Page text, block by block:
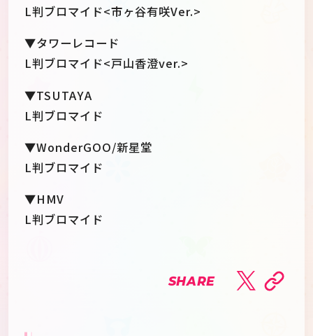
L判ブロマイド<市ヶ谷有咲Ver.>
▼タワーレコード
L判ブロマイド<戸山香澄ver.>
▼TSUTAYA
L判ブロマイド
▼WonderGOO/新星堂
L判ブロマイド
▼HMV
L判ブロマイド
SHARE